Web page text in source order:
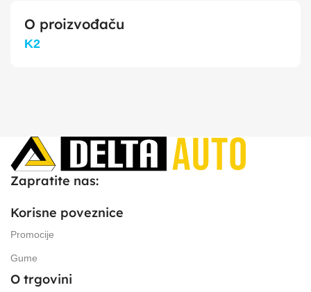
O proizvođaču
K2
Zapratite nas:
Korisne poveznice
Promocije
Gume
O trgovini